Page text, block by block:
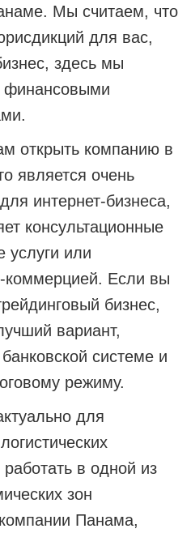
Мы считаем, что
для вас,
здесь мы
финансовыми
открыть компанию в
является очень
интернет-бизнеса,
консультационные
услуги или
коммерцией. Если вы
бизнес,
вариант,
системе и
режиму.
для
в одной из
зон
Панама,